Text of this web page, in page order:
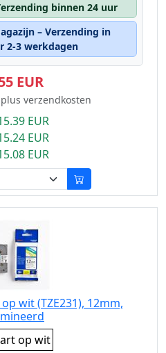
binnen 24 uur
– Verzending in
2-3 werkdagen
EUR
verzendkosten
EUR
EUR
EUR
wit (TZE231), 12mm,
op wit